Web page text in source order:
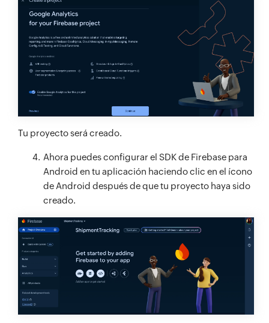
Tu proyecto será creado.
Ahora puedes configurar el SDK de Firebase para
Android en tu aplicación haciendo clic en el ícono
de Android después de que tu proyecto haya sido
creado.